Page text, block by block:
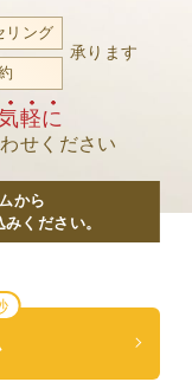
リング
承ります
軽に
せください
から
ください。